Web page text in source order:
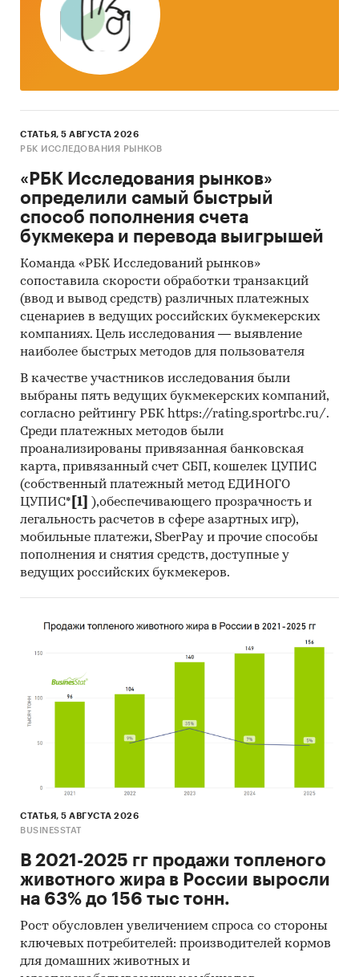
Расчетные сроки проекта
Категории: Потребительские услуги /
Россия
СТАТЬЯ, 5 АВГУСТА 2026
РБК ИССЛЕДОВАНИЯ РЫНКОВ
«РБК Исследования рынков»
определили самый быстрый
способ пополнения счета
букмекера и перевода выигрышей
Команда «РБК Исследований рынков»
сопоставила скорости обработки транзакций
(ввод и вывод средств) различных платежных
сценариев в ведущих российских букмекерских
компаниях. Цель исследования — выявление
наиболее быстрых методов для пользователя
В качестве участников исследования были
выбраны пять ведущих букмекерских компаний,
согласно рейтингу РБК https://rating.sportrbc.ru/.
Среди платежных методов были
проанализированы привязанная банковская
карта, привязанный счет СБП, кошелек ЦУПИС
(собственный платежный метод ЕДИНОГО
ЦУПИС* [1]
),обеспечивающего прозрачность и
легальность расчетов в сфере азартных игр),
мобильные платежи, SberPay и прочие способы
пополнения и снятия средств, доступные у
ведущих российских букмекеров.
СТАТЬЯ, 5 АВГУСТА 2026
BUSINESSTAT
В 2021-2025 гг продажи топленого
животного жира в России выросли
на 63% до 156 тыс тонн.
Рост обусловлен увеличением спроса со стороны
ключевых потребителей: производителей кормов
для домашних животных и